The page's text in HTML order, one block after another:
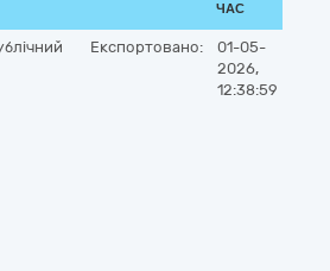
ЧАС
Експортовано:
01-05-
2026,
12:38:59